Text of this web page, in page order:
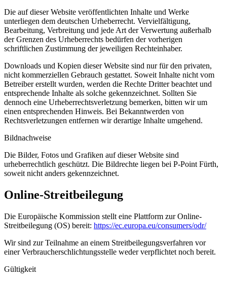
Die auf dieser Website veröffentlichten Inhalte und Werke
unterliegen dem deutschen Urheberrecht. Vervielfältigung,
Bearbeitung, Verbreitung und jede Art der Verwertung außerhalb
der Grenzen des Urheberrechts bedürfen der vorherigen
schriftlichen Zustimmung der jeweiligen Rechteinhaber.
Downloads und Kopien dieser Website sind nur für den privaten,
nicht kommerziellen Gebrauch gestattet. Soweit Inhalte nicht vom
Betreiber erstellt wurden, werden die Rechte Dritter beachtet und
entsprechende Inhalte als solche gekennzeichnet. Sollten Sie
dennoch eine Urheberrechtsverletzung bemerken, bitten wir um
einen entsprechenden Hinweis. Bei Bekanntwerden von
Rechtsverletzungen entfernen wir derartige Inhalte umgehend.
Bildnachweise
Die Bilder, Fotos und Grafiken auf dieser Website sind
urheberrechtlich geschützt. Die Bildrechte liegen bei P-Point Fürth,
soweit nicht anders gekennzeichnet.
Online-Streitbeilegung
Die Europäische Kommission stellt eine Plattform zur Online-
Streitbeilegung (OS) bereit: https://ec.europa.eu/consumers/odr/
Wir sind zur Teilnahme an einem Streitbeilegungsverfahren vor
einer Verbraucherschlichtungsstelle weder verpflichtet noch bereit.
Gültigkeit